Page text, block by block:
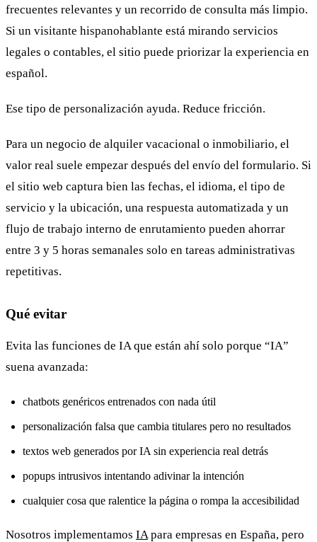
frecuentes relevantes y un recorrido de consulta más limpio.
Si un visitante hispanohablante está mirando servicios
legales o contables, el sitio puede priorizar la experiencia en
español.
Ese tipo de personalización ayuda. Reduce fricción.
Para un negocio de alquiler vacacional o inmobiliario, el
valor real suele empezar después del envío del formulario. Si
el sitio web captura bien las fechas, el idioma, el tipo de
servicio y la ubicación, una respuesta automatizada y un
flujo de trabajo interno de enrutamiento pueden ahorrar
entre 3 y 5 horas semanales solo en tareas administrativas
repetitivas.
Qué evitar
Evita las funciones de IA que están ahí solo porque “IA”
suena avanzada:
chatbots genéricos entrenados con nada útil
personalización falsa que cambia titulares pero no resultados
textos web generados por IA sin experiencia real detrás
popups intrusivos intentando adivinar la intención
cualquier cosa que ralentice la página o rompa la accesibilidad
Nosotros implementamos IApara empresas en España, pero